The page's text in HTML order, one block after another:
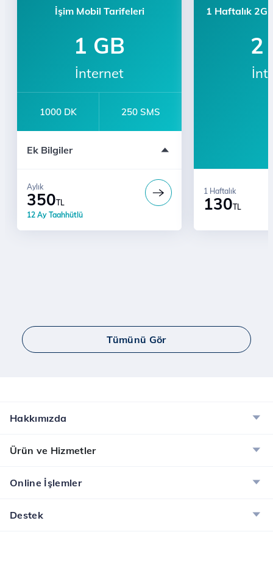
İşim Mobil Tarifeleri
1 GB
İnternet
1000 DK 250 SMS
Ek Bilgiler
12 Ay Taahhütlü
12 Ay Taahhütlü
350TL
Aylık
1 Haftalık
2
130TL
1 Haftalık
Tümünü Gör
Hakkımızda
Ürün ve Hizmetler
Online İşlemler
Destek